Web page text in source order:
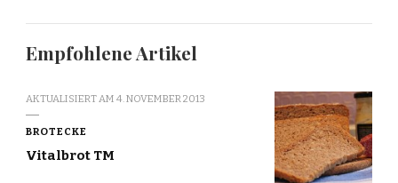
Empfohlene Artikel
AKTUALISIERT AM 4. NOVEMBER 2013
BROTECKE
Vitalbrot TM